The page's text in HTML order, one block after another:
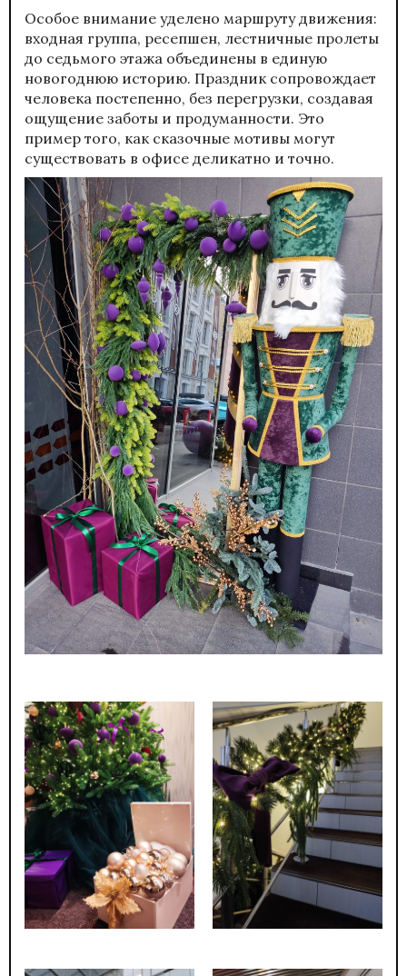
Особое внимание уделено маршруту движения:
входная группа, ресепшен, лестничные пролеты
до седьмого этажа объединены в единую
новогоднюю историю. Праздник сопровождает
человека постепенно, без перегрузки, создавая
ощущение заботы и продуманности. Это
пример того, как сказочные мотивы могут
существовать в офисе деликатно и точно.